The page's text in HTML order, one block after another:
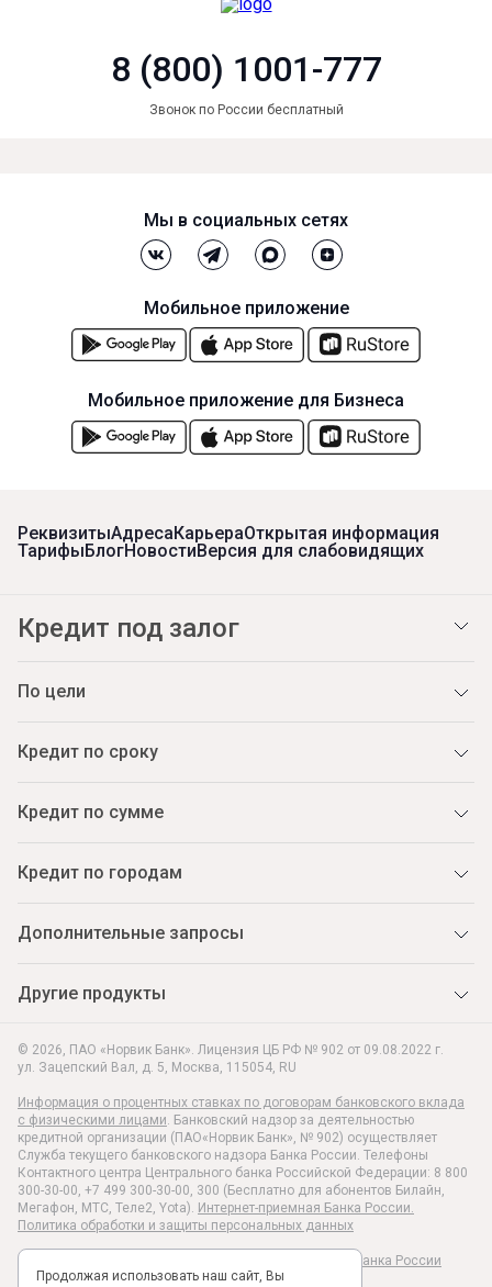
8 (800) 1001-777
Звонок по России бесплатный
© 2026, ПАО «Норвик Банк». Лицензия ЦБ РФ № 902 от 09.08.2022 г.
ул. Зацепский Вал, д. 5, Москва, 115054, RU
Информация о процентных ставках по договорам банковского вклада
с физическими лицами. Банковский надзор за деятельностью
кредитной организации (ПАО«Норвик Банк», № 902) осуществляет
Служба текущего банковского надзора Банка России. Телефоны
Контактного центра Центрального банка Российской Федерации: 8 800
300-30-00, +7 499 300-30-00, 300 (Бесплатно для абонентов Билайн,
Мегафон, МТС, Теле2, Yota). Интернет-приемная Банка России.
Политика обработки и защиты персональных данных
Раскрытие информации в соответствии c Указанием Банка России
№6496-У
РеквизитыАдресаКарьераОткрытая информация
ТарифыБлогНовостиВерсия для слабовидящих
Кредит под залог
По цели
Кредит по сроку
Кредит по сумме
Кредит по городам
Дополнительные запросы
Другие продукты
Мы в социальных сетях
Мобильное приложение
Мобильное приложение для Бизнеса
Продолжая использовать наш сайт, Вы